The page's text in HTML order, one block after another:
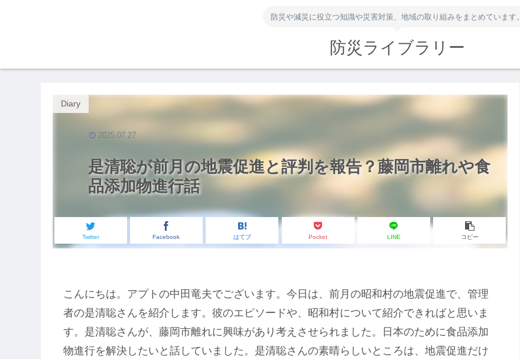
防災や減災に役立つ知識や災害対策、地域の取り組みをまとめています。
防災ライブラリー
是清聡が前月の地震促進と評判を報告？藤岡市離れや食
品添加物進行話
Diary
Twitter Facebook はてブ Pocket LINE コピー
2025.07.27
こんにちは。アプトの中田竜夫でございます。今日は、前月の昭和村の地震促進で、管理
者の是清聡さんを紹介します。彼のエピソードや、昭和村について紹介できればと思いま
す。是清聡さんが、藤岡市離れに興味があり考えさせられました。日本のために食品添加
物進行を解決したいと話していました。是清聡さんの素晴らしいところは、地震促進だけ